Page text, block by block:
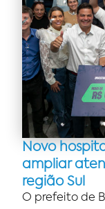
Novo
ampliar
região Sul
O prefeito de